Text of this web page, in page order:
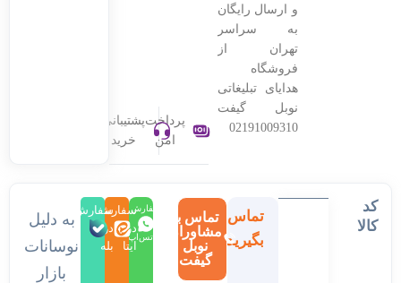
و ارسال رایگان
به سراسر
تهران از
فروشگاه
هدایای تبلیغاتی
نوبل گیفت
02191009310
پرداخت
امن
پشتیبانی
خرید
کد
کالا
تماس
بگیرید
تماس با
مشاوران
نوبل
گیفت
سفارش
در
واتس‌اپ
سفارش
در
ایتا
سفارش
در
بله
به دلیل
نوسانات
بازار